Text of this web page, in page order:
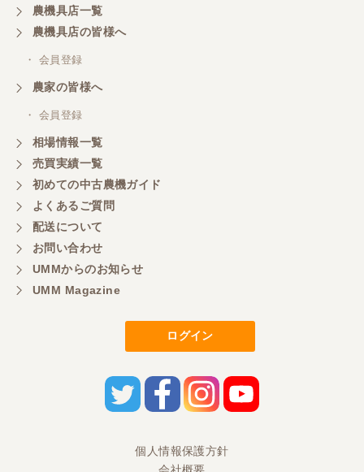
農機具店一覧
農機具店の皆様へ
・ 会員登録
農家の皆様へ
・ 会員登録
相場情報一覧
売買実績一覧
初めての中古農機ガイド
よくあるご質問
配送について
お問い合わせ
UMMからのお知らせ
UMM Magazine
ログイン
個人情報保護方針